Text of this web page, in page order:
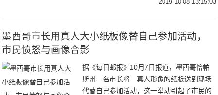
2019-10-08 13:15:03
墨西哥市长用真人大小纸板像替自己参加活动，
市民愤怒与画像合影
据《每日邮报》10月7日报道，墨西哥恰帕
斯州一名市长将一真人形象的纸板送到现场
代替自己参加活动，这一举动引起了市民的